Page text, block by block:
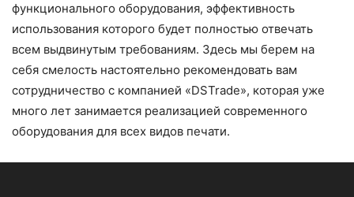
функционального оборудования, эффективность
использования которого будет полностью отвечать
всем выдвинутым требованиям. Здесь мы берем на
себя смелость настоятельно рекомендовать вам
сотрудничество с компанией «DSTrade», которая уже
много лет занимается реализацией современного
оборудования для всех видов печати.